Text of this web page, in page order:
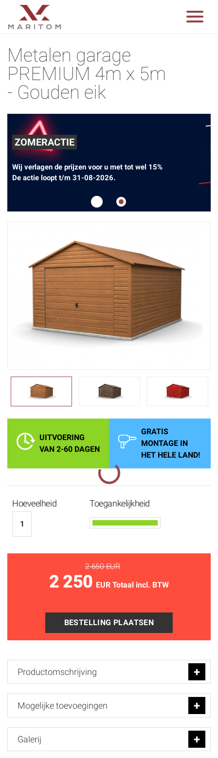
Metalen garage
PREMIUM 4m x 5m
- Gouden eik
ZOMERACTIE
Wij verlagen de prijzen voor u met tot wel 15%
De actie loopt t/m 31-08-2026.
UITVOERING
VAN 2-60 DAGEN
GRATIS
MONTAGE IN
HET HELE LAND!
Hoeveelheid Toegankelijkheid
2 650 EUR
2 250 EUR Totaal incl. BTW
Productomschrijving
Mogelijke toevoegingen
Galerij